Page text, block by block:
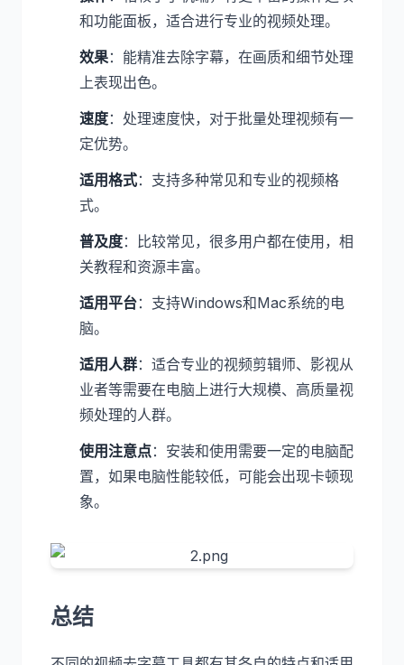
和功能面板，适合进行专业的视频处理。
效果：能精准去除字幕，在画质和细节处理
上表现出色。
速度：处理速度快，对于批量处理视频有一
定优势。
适用格式：支持多种常见和专业的视频格
式。
普及度：比较常见，很多用户都在使用，相
关教程和资源丰富。
适用平台：支持Windows和Mac系统的电
脑。
适用人群：适合专业的视频剪辑师、影视从
业者等需要在电脑上进行大规模、高质量视
频处理的人群。
使用注意点：安装和使用需要一定的电脑配
置，如果电脑性能较低，可能会出现卡顿现
象。
总结